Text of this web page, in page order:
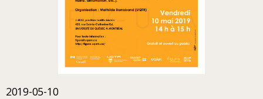
2019-05-10